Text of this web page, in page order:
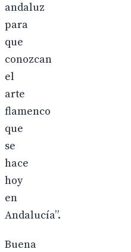
andaluz
para
que
conozcan
el
arte
flamenco
que
se
hace
hoy
en
Andalucía”.
Buena